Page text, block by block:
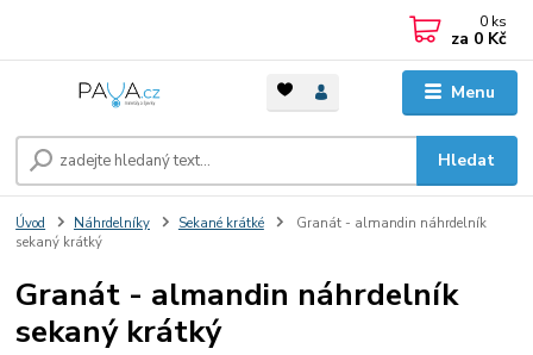
Menu
Hledat
0 ks
za 0 Kč
Úvod Náhrdelníky Sekané krátké
Granát - almandin náhrdelník
sekaný krátký
Granát - almandin náhrdelník
sekaný krátký